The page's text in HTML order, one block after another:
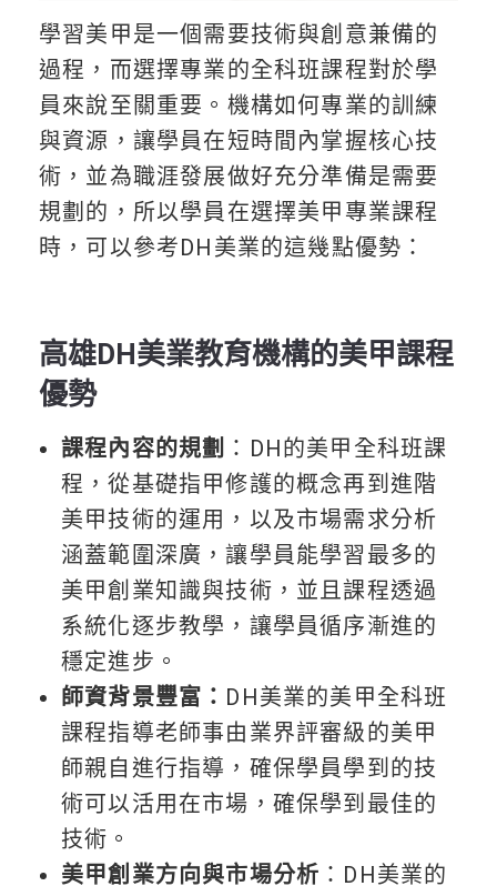
學習美甲是一個需要技術與創意兼備的
過程，而選擇專業的全科班課程對於學
員來說至關重要。機構如何專業的訓練
與資源，讓學員在短時間內掌握核心技
術，並為職涯發展做好充分準備是需要
規劃的，所以學員在選擇美甲專業課程
時，可以參考DH美業的這幾點優勢：
高雄DH美業教育機構的美甲課程
優勢
課程內容的規劃 ：DH的美甲全科班課
程，從基礎指甲修護的概念再到進階
美甲技術的運用，以及市場需求分析
涵蓋範圍深廣，讓學員能學習最多的
美甲創業知識與技術，並且課程透過
系統化逐步教學，讓學員循序漸進的
穩定進步。
師資背景豐富： DH美業的美甲全科班
課程指導老師事由業界評審級的美甲
師親自進行指導，確保學員學到的技
術可以活用在市場，確保學到最佳的
技術。
美甲創業方向與市場分析 ：DH美業的